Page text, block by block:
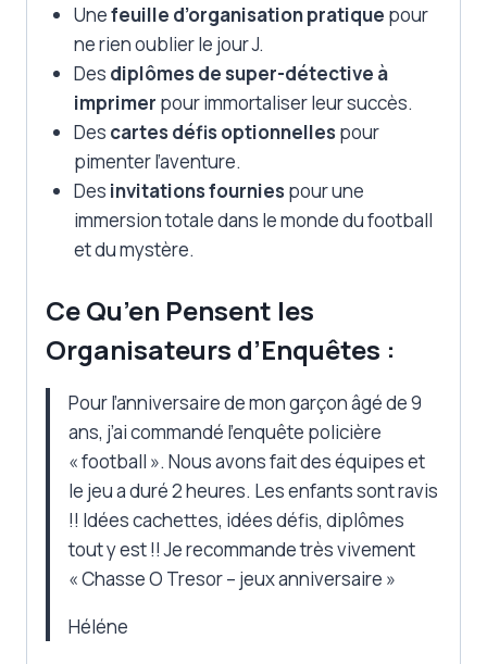
Unefeuille d’organisation pratique pour
ne rien oublier le jour J.
Des diplômes de super-détective à
imprimer pour immortaliser leur succès.
Des cartes défis optionnelles pour
pimenter l’aventure.
Des invitations fournies pour une
immersion totale dans le monde du football
et du mystère.
Ce Qu’en Pensent les
Organisateurs d’Enquêtes :
Pour l’anniversaire de mon garçon âgé de 9
ans, j’ai commandé l’enquête policière
« football ». Nous avons fait des équipes et
le jeu a duré 2 heures. Les enfants sont ravis
!! Idées cachettes, idées défis, diplômes
tout y est !! Je recommande très vivement
« Chasse O Tresor – jeux anniversaire »
Héléne